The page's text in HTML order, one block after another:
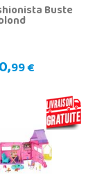
Buste
99 €